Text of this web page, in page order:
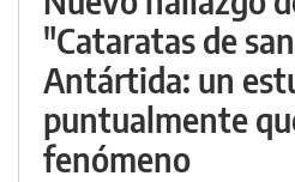
"Cataratas de
Antártida: un
puntualmente
fenómeno